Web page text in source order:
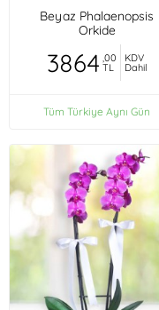
Beyaz Phalaenopsis
Orkide
3864 ,00
TL
KDV
Dahil
Tüm Türkiye Aynı Gün